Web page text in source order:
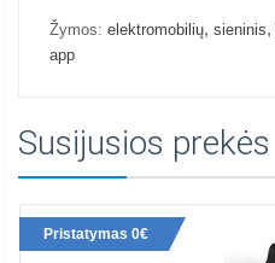
Žymos: elektromobilių, sieninis,
app
Susijusios prekės
Pristatymas 0€